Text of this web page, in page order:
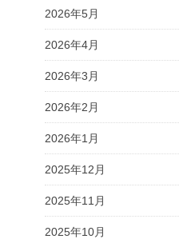
2026年5月
2026年4月
2026年3月
2026年2月
2026年1月
2025年12月
2025年11月
2025年10月